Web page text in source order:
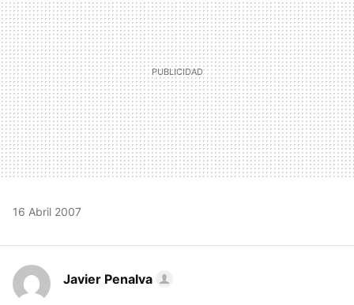
16 Abril 2007
Javier Penalva